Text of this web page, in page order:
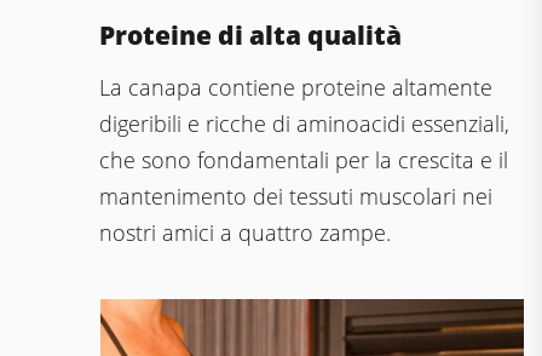
Proteine di alta qualità
La canapa contiene proteine altamente
digeribili e ricche di aminoacidi essenziali,
che sono fondamentali per la crescita e il
mantenimento dei tessuti muscolari nei
nostri amici a quattro zampe.